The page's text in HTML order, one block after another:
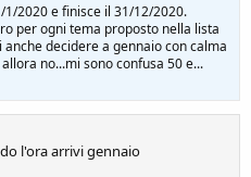
1/2020 e finisce il 31/12/2020.
per ogni tema proposto nella lista
decidere a gennaio con calma
no...mi sono confusa 50 e...
l'ora arrivi gennaio